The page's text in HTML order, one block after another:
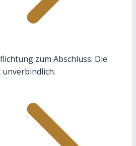
zum Abschluss: Die